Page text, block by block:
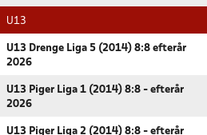
U13
U13 Drenge Liga 5 (2014) 8:8 efterår
2026
U13 Piger Liga 1 (2014) 8:8 - efterår
2026
U13 Piger Liga 2 (2014) 8:8 - efterår